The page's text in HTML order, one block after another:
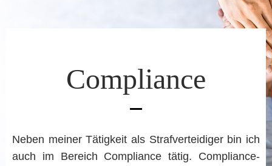
Compliance
Neben meiner Tätigkeit als Strafverteidiger bin ich
auch im Bereich Compliance tätig. Compliance-